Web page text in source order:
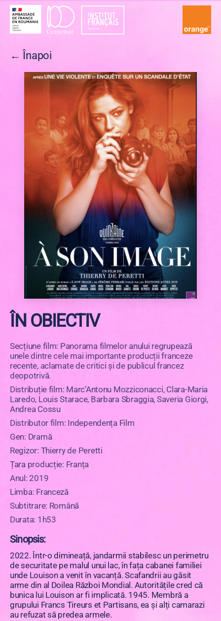
Filmului
Francez
← Înapoi
ÎN OBIECTIV
Secțiune film: Panorama filmelor anului regrupează
unele dintre cele mai importante producții franceze
recente, aclamate de critici și de publicul francez
deopotrivă.
Distribuție film: Marc’Antonu Mozziconacci, Clara-Maria
Laredo, Louis Starace, Barbara Sbraggia, Saveria Giorgi,
Andrea Cossu
Distributor film: Independența Film
Gen: Dramă
Regizor: Thierry de Peretti
Țara producție: Franța
Anul: 2019
Limba: Franceză
Subtitrare: Română
Durata: 1h53
Sinopsis:
2022. Într-o dimineață, jandarmii stabilesc un perimetru
de securitate pe malul unui lac, în fața cabanei familiei
unde Louison a venit în vacanță. Scafandrii au găsit
arme din al Doilea Război Mondial. Autoritățile cred că
bunica lui Louison ar fi implicată. 1945. Membră a
grupului Francs Tireurs et Partisans, ea și alți camarazi
au refuzat să predea armele.